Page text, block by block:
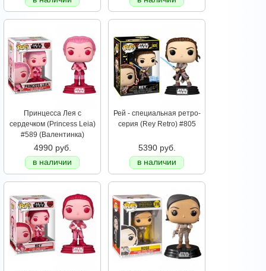
Принцесса Лея с
сердечком (Princess Leia)
#589 (Валентинка)
4990 руб.
в наличии
Рей - специальная ретро-
серия (Rey Retro) #805
5390 руб.
в наличии